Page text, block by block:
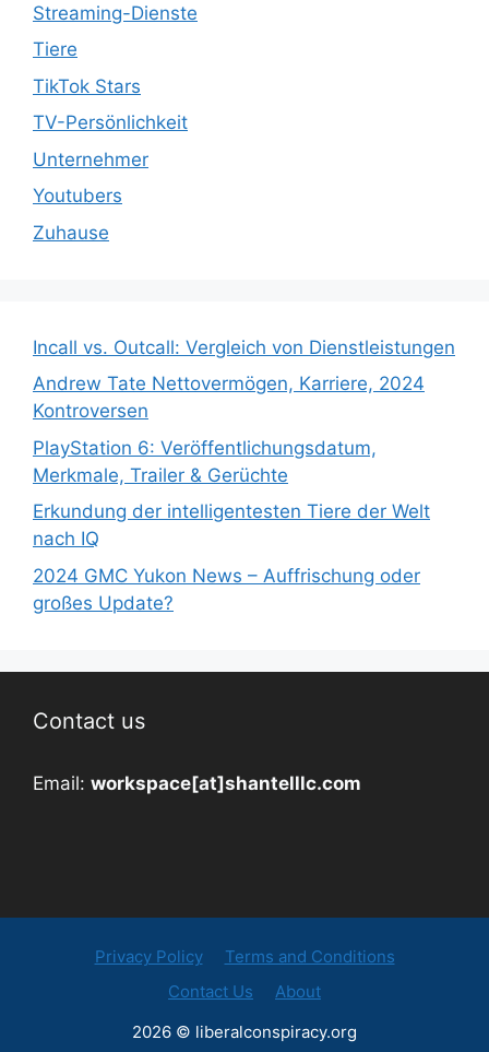
Streaming-Dienste
Tiere
TikTok Stars
TV-Persönlichkeit
Unternehmer
Youtubers
Zuhause
Incall vs. Outcall: Vergleich von Dienstleistungen
Andrew Tate Nettovermögen, Karriere, 2024
Kontroversen
PlayStation 6: Veröffentlichungsdatum,
Merkmale, Trailer & Gerüchte
Erkundung der intelligentesten Tiere der Welt
nach IQ
2024 GMC Yukon News – Auffrischung oder
großes Update?
Contact us
Email: workspace[at]shantelllc.com
Privacy Policy
Terms and Conditions
Contact Us
About
2026 © liberalconspiracy.org